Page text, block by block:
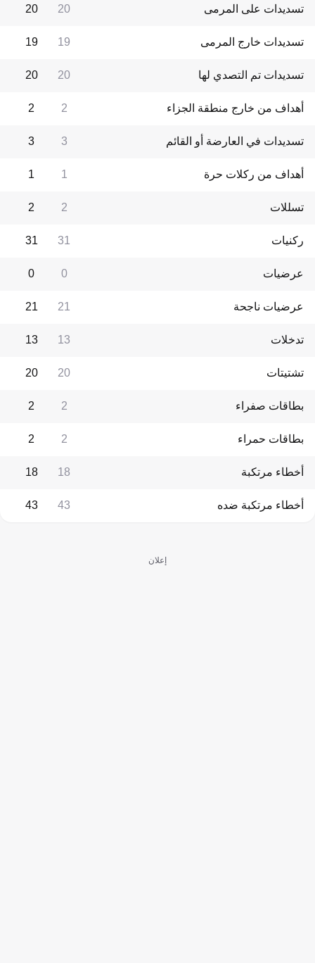
تسديدات على المرمى 20
20
تسديدات خارج المرمى 19
19
تسديدات تم التصدي لها 20
20
أهداف من خارج منطقة الجزاء 2
2
تسديدات في العارضة أو القائم 3
3
أهداف من ركلات حرة 1
1
تسللات 2
2
ركنيات 31
31
عرضيات 0
0
عرضيات ناجحة 21
21
تدخلات 13
13
تشتيتات 20
20
بطاقات صفراء 2
2
بطاقات حمراء 2
2
أخطاء مرتكبة 18
18
أخطاء مرتكبة ضده 43
43
إعلان